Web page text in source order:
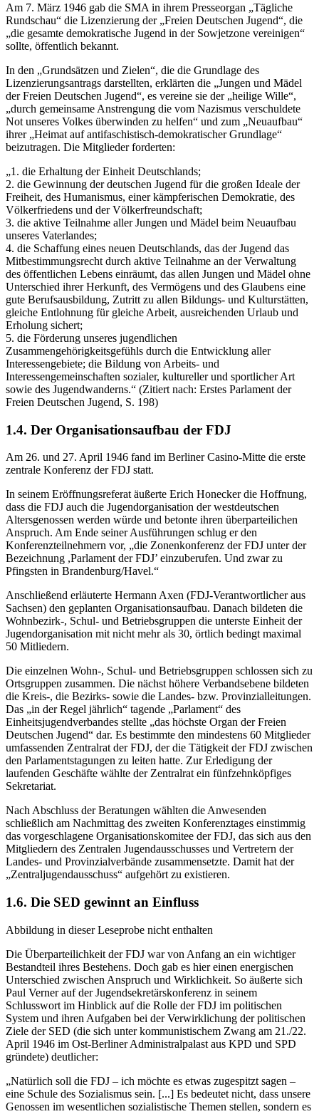
Am 7. März 1946 gab die SMA in ihrem Presseorgan „Tägliche
Rundschau“ die Lizenzierung der „Freien Deutschen Jugend“, die
„die gesamte demokratische Jugend in der Sowjetzone vereinigen“
sollte, öffentlich bekannt.
In den „Grundsätzen und Zielen“, die die Grundlage des
Lizenzierungsantrags darstellten, erklärten die „Jungen und Mädel
der Freien Deutschen Jugend“, es vereine sie der „heilige Wille“,
„durch gemeinsame Anstrengung die vom Nazismus verschuldete
Not unseres Volkes überwinden zu helfen“ und zum „Neuaufbau“
ihrer „Heimat auf antifaschistisch-demokratischer Grundlage“
beizutragen. Die Mitglieder forderten:
„1. die Erhaltung der Einheit Deutschlands;
2. die Gewinnung der deutschen Jugend für die großen Ideale der
Freiheit, des Humanismus, einer kämpferischen Demokratie, des
Völkerfriedens und der Völkerfreundschaft;
3. die aktive Teilnahme aller Jungen und Mädel beim Neuaufbau
unseres Vaterlandes;
4. die Schaffung eines neuen Deutschlands, das der Jugend das
Mitbestimmungsrecht durch aktive Teilnahme an der Verwaltung
des öffentlichen Lebens einräumt, das allen Jungen und Mädel ohne
Unterschied ihrer Herkunft, des Vermögens und des Glaubens eine
gute Berufsausbildung, Zutritt zu allen Bildungs- und Kulturstätten,
gleiche Entlohnung für gleiche Arbeit, ausreichenden Urlaub und
Erholung sichert;
5. die Förderung unseres jugendlichen
Zusammengehörigkeitsgefühls durch die Entwicklung aller
Interessengebiete; die Bildung von Arbeits- und
Interessengemeinschaften sozialer, kultureller und sportlicher Art
sowie des Jugendwanderns.“ (Zitiert nach: Erstes Parlament der
Freien Deutschen Jugend, S. 198)
1.4. Der Organisationsaufbau der FDJ
Am 26. und 27. April 1946 fand im Berliner Casino-Mitte die erste
zentrale Konferenz der FDJ statt.
In seinem Eröffnungsreferat äußerte Erich Honecker die Hoffnung,
dass die FDJ auch die Jugendorganisation der westdeutschen
Altersgenossen werden würde und betonte ihren überparteilichen
Anspruch. Am Ende seiner Ausführungen schlug er den
Konferenzteilnehmern vor, „die Zonenkonferenz der FDJ unter der
Bezeichnung ,Parlament der FDJ’ einzuberufen. Und zwar zu
Pfingsten in Brandenburg/Havel.“
Anschließend erläuterte Hermann Axen (FDJ-Verantwortlicher aus
Sachsen) den geplanten Organisationsaufbau. Danach bildeten die
Wohnbezirk-, Schul- und Betriebsgruppen die unterste Einheit der
Jugendorganisation mit nicht mehr als 30, örtlich bedingt maximal
50 Mitliedern.
Die einzelnen Wohn-, Schul- und Betriebsgruppen schlossen sich zu
Ortsgruppen zusammen. Die nächst höhere Verbandsebene bildeten
die Kreis-, die Bezirks- sowie die Landes- bzw. Provinzialleitungen.
Das „in der Regel jährlich“ tagende „Parlament“ des
Einheitsjugendverbandes stellte „das höchste Organ der Freien
Deutschen Jugend“ dar. Es bestimmte den mindestens 60 Mitglieder
umfassenden Zentralrat der FDJ, der die Tätigkeit der FDJ zwischen
den Parlamentstagungen zu leiten hatte. Zur Erledigung der
laufenden Geschäfte wählte der Zentralrat ein fünfzehnköpfiges
Sekretariat.
Nach Abschluss der Beratungen wählten die Anwesenden
schließlich am Nachmittag des zweiten Konferenztages einstimmig
das vorgeschlagene Organisationskomitee der FDJ, das sich aus den
Mitgliedern des Zentralen Jugendausschusses und Vertretern der
Landes- und Provinzialverbände zusammensetzte. Damit hat der
„Zentraljugendausschuss“ aufgehört zu existieren.
1.6. Die SED gewinnt an Einfluss
Abbildung in dieser Leseprobe nicht enthalten
Die Überparteilichkeit der FDJ war von Anfang an ein wichtiger
Bestandteil ihres Bestehens. Doch gab es hier einen energischen
Unterschied zwischen Anspruch und Wirklichkeit. So äußerte sich
Paul Verner auf der Jugendsekretärskonferenz in seinem
Schlusswort im Hinblick auf die Rolle der FDJ im politischen
System und ihren Aufgaben bei der Verwirklichung der politischen
Ziele der SED (die sich unter kommunistischem Zwang am 21./22.
April 1946 im Ost-Berliner Administralpalast aus KPD und SPD
gründete) deutlicher:
„Natürlich soll die FDJ – ich möchte es etwas zugespitzt sagen –
eine Schule des Sozialismus sein. [...] Es bedeutet nicht, dass unsere
Genossen im wesentlichen sozialistische Themen stellen, sondern es